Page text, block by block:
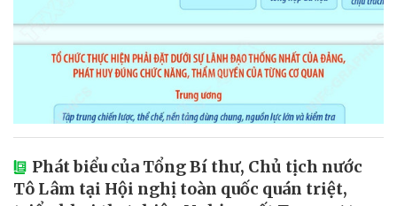
Phát biểu của Tổng Bí thư, Chủ tịch nước
Tô Lâm tại Hội nghị toàn quốc quán triệt,